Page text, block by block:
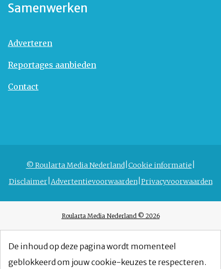
Samenwerken
Adverteren
Reportages aanbieden
Contact
© Roularta Media Nederland Cookie informatie
Disclaimer Advertentievoorwaarden Privacyvoorwaarden
Roularta Media Nederland © 2026
De inhoud op deze pagina wordt momenteel
geblokkeerd om jouw cookie-keuzes te respecteren.